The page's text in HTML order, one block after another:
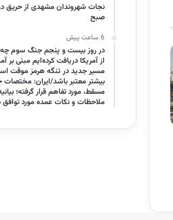
نجات شهروندان مشهدی از
صبح
6 ساعت پیش
در روز بیست و پنجم جنگ سوم
از آمریکا دریافت کرده‌ایم مبنی بر
بیشتر معتبر باشد/ایران: مختصات
مسقط، مورد تفاهم قرار گرفته؛
ملاحظات و نکات عمده مورد